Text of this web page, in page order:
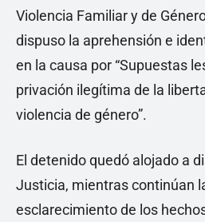
Violencia Familiar y de
dispuso la aprehensión e
en la causa por “Supuestas
privación ilegítima de la
violencia de género”.
El detenido quedó alojado a
Justicia, mientras continúan
esclarecimiento de los